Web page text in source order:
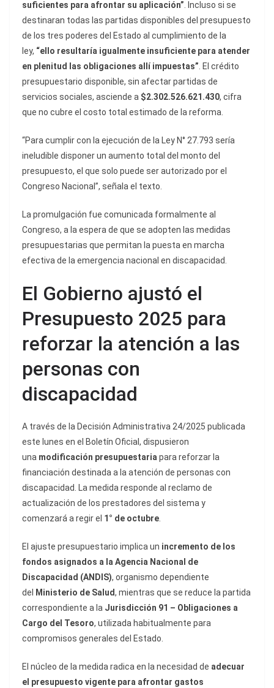
suficientes para afrontar su aplicación”. Incluso si se
destinaran todas las partidas disponibles del presupuesto
de los tres poderes del Estado al cumplimiento de la
ley, “ello resultaría igualmente insuficiente para atender
en plenitud las obligaciones allí impuestas”. El crédito
presupuestario disponible, sin afectar partidas de
servicios sociales, asciende a $2.302.526.621.430, cifra
que no cubre el costo total estimado de la reforma.
“Para cumplir con la ejecución de la Ley N° 27.793 sería
ineludible disponer un aumento total del monto del
presupuesto, el que solo puede ser autorizado por el
Congreso Nacional”, señala el texto.
La promulgación fue comunicada formalmente al
Congreso, a la espera de que se adopten las medidas
presupuestarias que permitan la puesta en marcha
efectiva de la emergencia nacional en discapacidad.
El Gobierno ajustó el
Presupuesto 2025 para
reforzar la atención a las
personas con
discapacidad
A través de la Decisión Administrativa 24/2025 publicada
este lunes en el Boletín Oficial, dispusieron
una modificación presupuestariapara reforzar la
financiación destinada a la atención de personas con
discapacidad. La medida responde al reclamo de
actualización de los prestadores del sistema y
comenzará a regir el 1° de octubre.
El ajuste presupuestario implica un incremento de los
fondos asignados a la Agencia Nacional de
Discapacidad (ANDIS), organismo dependiente
del
Ministerio de Salud, mientras que se reduce la partida
correspondiente a la Jurisdicción 91 – Obligaciones a
Cargo del Tesoro, utilizada habitualmente para
compromisos generales del Estado.
El núcleo de la medida radica en la necesidad de adecuar
el presupuesto vigente para afrontar gastos